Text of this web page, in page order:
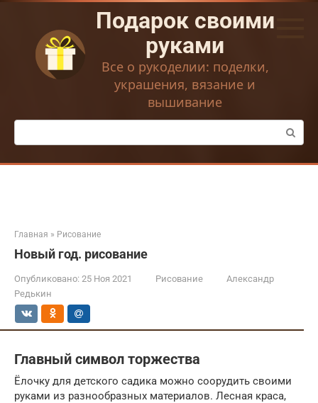
Перейти
контенту
Подарок своими
руками
Все о рукоделии: поделки,
украшения, вязание и
вышивание
Поиск:
Главная » Рисование
Новый год. рисование
Опубликовано: 25 Ноя 2021 Рисование
Александр
Редькин
Главный символ торжества
Ёлочку для детского садика можно соорудить своими
руками из разнообразных материалов. Лесная краса,